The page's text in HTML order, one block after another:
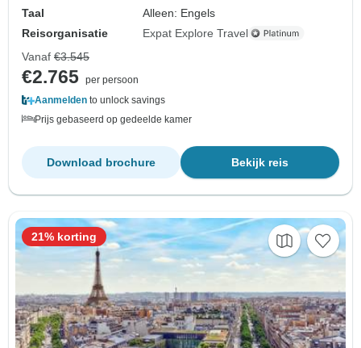
Taal
Alleen: Engels
Reisorganisatie
Expat Explore Travel
Vanaf €3.545
€2.765 per persoon
Aanmelden to unlock savings
Prijs gebaseerd op gedeelde kamer
Bekijk reis
Download brochure
21% korting